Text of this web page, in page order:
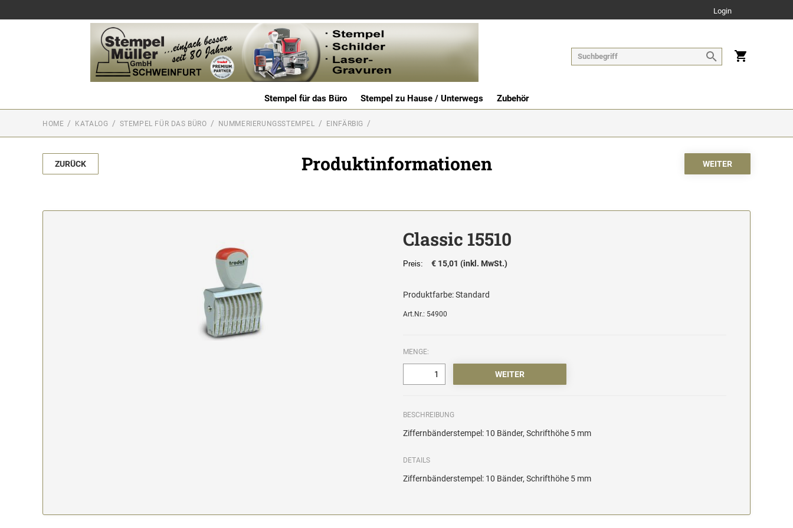
Login
Stempel für das Büro Stempel zu Hause / Unterwegs Zubehör
HOME KATALOG STEMPEL FÜR DAS BÜRO NUMMERIERUNGSSTEMPEL EINFÄRBIG
ZURÜCK Produktinformationen
Classic 15510
Preis: € 15,01 (inkl. MwSt.)
Produktfarbe:Standard
Art.Nr.: 54900
MENGE:
BESCHREIBUNG
Ziffernbänderstempel: 10 Bänder, Schrifthöhe 5 mm
DETAILS
Ziffernbänderstempel: 10 Bänder, Schrifthöhe 5 mm